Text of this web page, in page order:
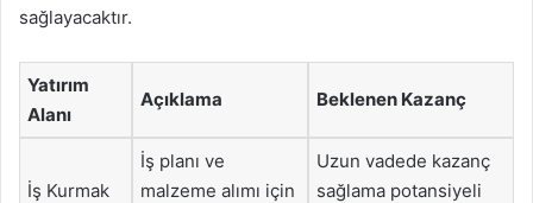
sağlayacaktır.
Yatırım
Alanı
Açıklama Beklenen Kazanç
İş Kurmak
İş planı ve
malzeme alımı için
Uzun vadede kazanç
sağlama potansiyeli